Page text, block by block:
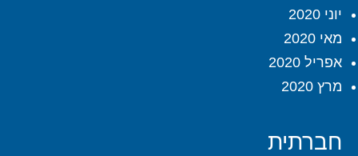
יוני 2020
מאי 2020
אפריל 2020
מרץ 2020
חברתית